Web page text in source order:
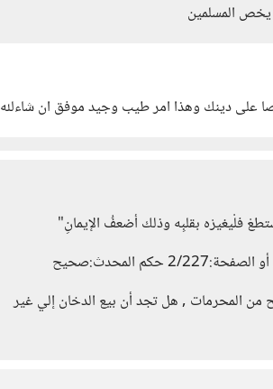
يخص المسلمين
على دينك وهذا امر طيب وجيد موفق ان شاءلله
فلْيغيرْه بقلبِه وذلك أضعفُ الإيمانِ"
المحدث:صحيح
من المحرمات , هل تجد أن بيع الدخان إلي غير